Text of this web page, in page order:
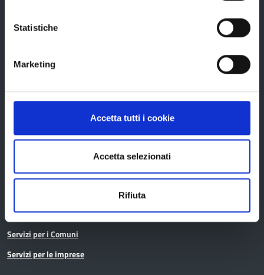
Statistiche
Marketing
Accetta tutti i cookie
Accetta selezionati
Rifiuta
Infrastrutture, mobilità e trasporti
Noi Contro le Mafie
Osservatori e statistiche
Pianificazione territoriale
Protocolli di legalità
Servizi per i cittadini
Servizi per i Comuni
Servizi per le imprese